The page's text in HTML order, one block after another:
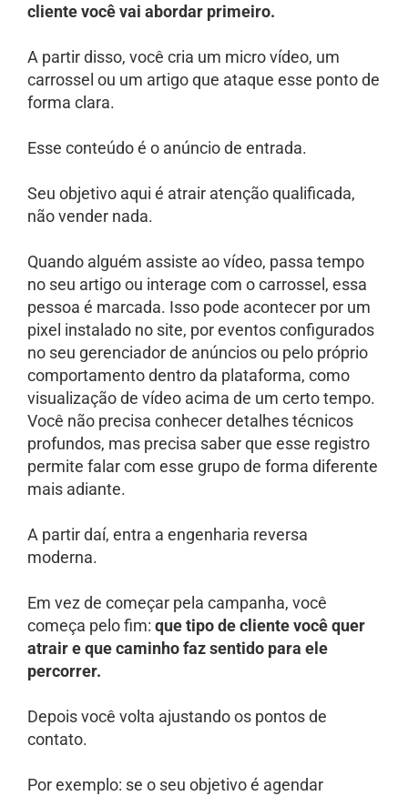
cliente você vai abordar primeiro.
A partir disso, você cria um micro vídeo, um
carrossel ou um artigo que ataque esse ponto de
forma clara.
Esse conteúdo é o anúncio de entrada.
Seu objetivo aqui é atrair atenção qualificada,
não vender nada.
Quando alguém assiste ao vídeo, passa tempo
no seu artigo ou interage com o carrossel, essa
pessoa é marcada. Isso pode acontecer por um
pixel instalado no site, por eventos configurados
no seu gerenciador de anúncios ou pelo próprio
comportamento dentro da plataforma, como
visualização de vídeo acima de um certo tempo.
Você não precisa conhecer detalhes técnicos
profundos, mas precisa saber que esse registro
permite falar com esse grupo de forma diferente
mais adiante.
A partir daí, entra a engenharia reversa
moderna.
Em vez de começar pela campanha, você
começa pelo fim: que tipo de cliente você quer
atrair e que caminho faz sentido para ele
percorrer.
Depois você volta ajustando os pontos de
contato.
Por exemplo: se o seu objetivo é agendar